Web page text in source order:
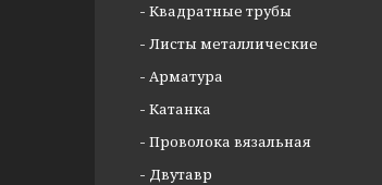
Квадратные трубы
Листы металлические
Арматура
Катанка
Проволока вязальная
Двутавр